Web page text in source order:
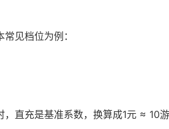
见档位为例：
，直充是基准系数，换算成1元 ≈ 10